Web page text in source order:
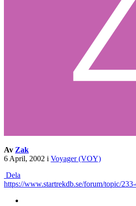
Av Zak
6 April, 2002 i Voyager (VOY)
Dela
https://www.startrekdb.se/forum/topic/